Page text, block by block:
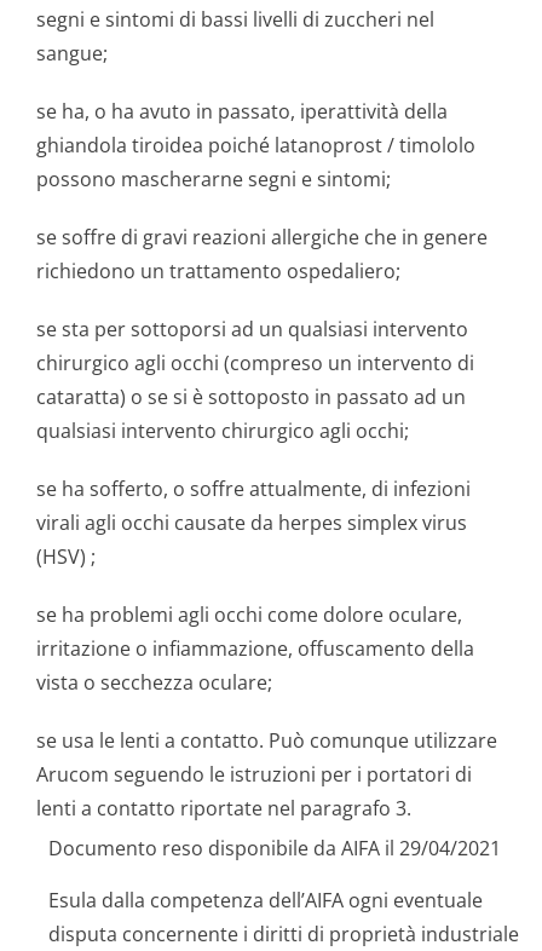
segni e sintomi di bassi livelli di zuccheri nel
sangue;
se ha, o ha avuto in passato, iperattività della
ghiandola tiroidea poiché latanoprost / timololo
possono mascherarne segni e sintomi;
se soffre di gravi reazioni allergiche che in genere
richiedono un trattamento ospedaliero;
se sta per sottoporsi ad un qualsiasi intervento
chirurgico agli occhi (compreso un intervento di
cataratta) o se si è sottoposto in passato ad un
qualsiasi intervento chirurgico agli occhi;
se ha sofferto, o soffre attualmente, di infezioni
virali agli occhi causate da herpes simplex virus
(HSV) ;
se ha problemi agli occhi come dolore oculare,
irritazione o infiammazione, offuscamento della
vista o secchezza oculare;
se usa le lenti a contatto. Può comunque utilizzare
Arucom seguendo le istruzioni per i portatori di
lenti a contatto riportate nel paragrafo 3.
Documento reso disponibile da AIFA il 29/04/2021
Esula dalla competenza dell’AIFA ogni eventuale
disputa concernente i diritti di proprietà industriale